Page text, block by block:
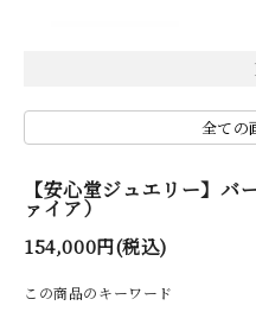
全ての
【安心堂ジュエリー】バ
ァイア）
154,000円(税込)
この商品のキーワード